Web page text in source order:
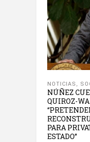
NOTICIAS ,
NÚÑEZ
QUIROZ-
PARA
ESTADO”